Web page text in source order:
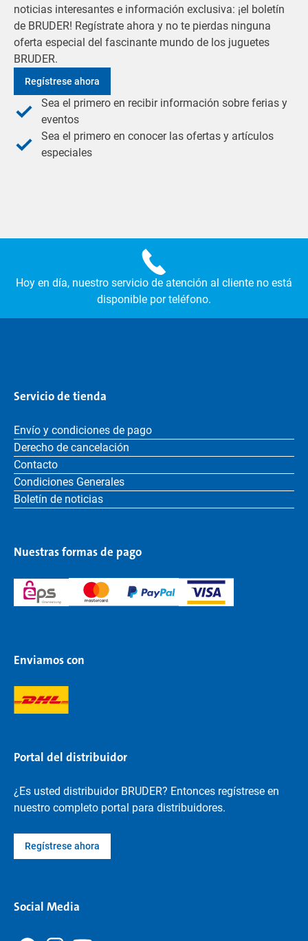
noticias interesantes e información exclusiva: ¡el boletín
de BRUDER! Regístrate ahora y no te pierdas ninguna
oferta especial del fascinante mundo de los juguetes
BRUDER.
Regístrese ahora
Sea el primero en recibir información sobre ferias y
eventos
Sea el primero en conocer las ofertas y artículos
especiales
Hoy en día, nuestro servicio de atención al cliente no está
disponible por teléfono.
Servicio de tienda
Envío y condiciones de pago
Derecho de cancelación
Contacto
Condiciones Generales
Boletín de noticias
Nuestras formas de pago
Enviamos con
Portal del distribuidor
¿Es usted distribuidor BRUDER? Entonces regístrese en
nuestro completo portal para distribuidores.
Regístrese ahora
Social Media